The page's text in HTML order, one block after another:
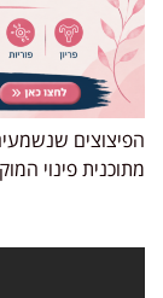
הפיצוצים
מתוכנית פינוי המוקשים לשנת